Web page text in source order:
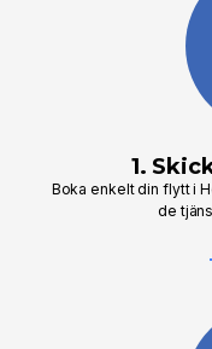
1.
Boka enkelt din flytt i
de